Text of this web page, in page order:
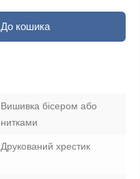
До кошика
Вишивка бісером або
нитками
Друкований хрестик